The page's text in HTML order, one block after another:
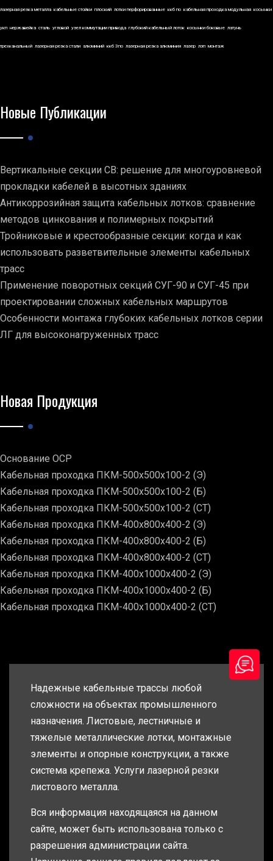
лазерная резка металла кабельные стойки плоский лотки перфорированные ккб по кабельная проходка модульная косынки
укп нержавейка сталь угловой узел коммутации привода глубокий кабельный лоток косынки боковые латунь
трехканальный лазерная резка стали алюминий ккб 3по лазерная резка алюминия лазер лэп монтаж
Новые Публикации
Вертикальные секции СВ: решение для многоуровневой
прокладки кабелей в высотных зданиях
Антикоррозийная защита кабельных лотков: сравнение
методов цинкования и полимерных покрытий
Тройниковые и крестообразные секции: когда и как
использовать разветвительные элементы кабельных
трасс
Применение поворотных секций СУГ-90 и СУГ-45 при
проектировании сложных кабельных маршрутов
Особенности монтажа глубоких кабельных лотков серии
ЛГ для высоконагруженных трасс
Новая Продукция
Основание ОСР
Кабельная проходка ПКМ-500х500х100-2 (Э)
Кабельная проходка ПКМ-500х500х100-2 (Б)
Кабельная проходка ПКМ-500х500х100-2 (СТ)
Кабельная проходка ПКМ-400х800х400-2 (Э)
Кабельная проходка ПКМ-400х800х400-2 (Б)
Кабельная проходка ПКМ-400х800х400-2 (СТ)
Кабельная проходка ПКМ-400х1000х400-2 (Э)
Кабельная проходка ПКМ-400х1000х400-2 (Б)
Кабельная проходка ПКМ-400х1000х400-2 (СТ)
Надежные кабельные трассы любой
сложности на объектах промышленного
назначения. Листовые, лестничные и
тяжелые металлические лотки, монтажные
элементы и опорные конструкции, а также
система крепежа. Услуги лазерной резки
листового металла.
Вся информация находящаяся на данном
сайте, может быть использована только с
разрешения администрации сайта.